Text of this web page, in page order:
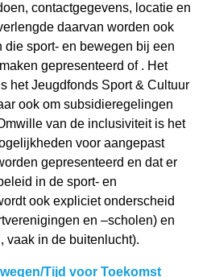
contactgegevens, locatie en
daarvan worden ook
sport- en bewegen bij een
gepresenteerd of . Het
het Jeugdfonds Sport & Cultuur
ook om subsidieregelingen
van de inclusiviteit is het
voor aangepast
gepresenteerd en dat er
in de sport- en
ook expliciet onderscheid
en –scholen) en
vaak in de buitenlucht).
Tijd voor Toekomst